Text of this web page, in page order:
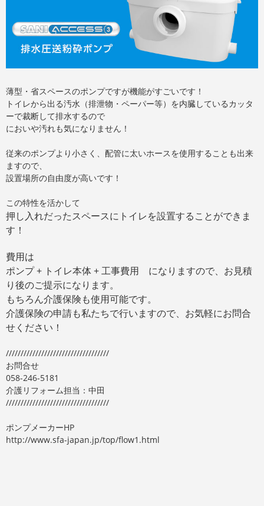
薄型・省スペースのポンプですが機能がすごいです！
トイレから出る汚水（排泄物・ペーパー等）を内臓しているカッタ
ーで裁断して排水するので
においや汚れも気になりません！
従来のポンプより小さく、配管に太いホースを使用することも出来
ますので、
設置場所の自由度が高いです！
この特性を活かして
押し入れだったスペースにトイレを設置することができま
す！
費用は
ポンプ + トイレ本体 + 工事費用 になりますので、お見積
り後のご提示になります。
もちろん介護保険も使用可能です。
介護保険の申請も私たちで行いますので、お気軽にお問合
せください！
///////////////////////////////////
お問合せ
058-246-5181
介護リフォーム担当：中田
///////////////////////////////////
ポンプメーカーHP
http://www.sfa-japan.jp/top/flow1.html